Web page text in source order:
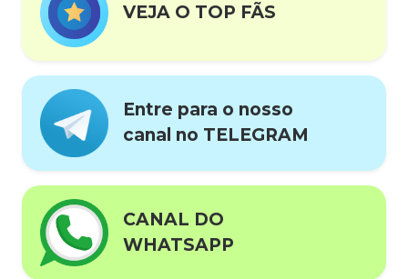
VEJA O TOP FÃS
Entre para o nosso
canal no TELEGRAM
CANAL DO
WHATSAPP